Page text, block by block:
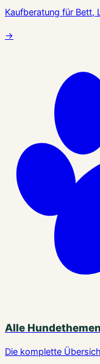
Kaufberatung für Bett,
→
Alle Hundethemen
Die komplette